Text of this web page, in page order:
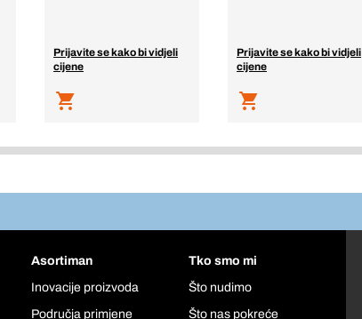
Prijavite se kako bi vidjeli
cijene
Prijavite se kako bi vidjeli
cijene
Asortiman
Inovacije proizvoda
Područja primjene
Tko smo mi
Što nudimo
Što nas pokreće